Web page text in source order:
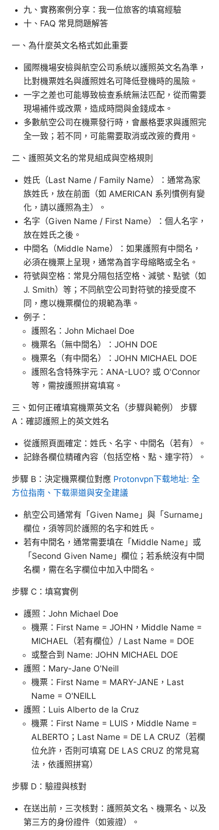
九、實務案例分享：我一位旅客的填寫經驗
十、FAQ 常見問題解答
一、為什麼英文名格式如此重要
國際機場安檢與航空公司系統以護照英文名為準，
比對機票姓名與護照姓名可降低登機時的風險。
一字之差也可能導致檢查系統無法匹配，從而需要
現場補件或改票，造成時間與金錢成本。
多數航空公司在機票發行時，會嚴格要求與護照完
全一致；若不同，可能需要取消或改簽的費用。
二、護照英文名的常見組成與空格規則
姓氏（Last Name / Family Name）：通常為家
族姓氏，放在前面（如 AMERICAN 系列慣例有變
化，請以護照為主）。
名字（Given Name / First Name）：個人名字，
放在姓氏之後。
中間名（Middle Name）：如果護照有中間名，
必須在機票上呈現，通常為首字母縮略或全名。
符號與空格：常見分隔包括空格、減號、點號（如
J. Smith）等；不同航空公司對符號的接受度不
同，應以機票欄位的規範為準。
例子：
護照名：John Michael Doe
機票名（無中間名）：JOHN DOE
機票名（有中間名）：JOHN MICHAEL DOE
護照名含特殊字元：ANA-LUO? 或 O'Connor
等，需按護照拼寫填寫。
三、如何正確填寫機票英文名（步驟與範例） 步驟
A：確認護照上的英文姓名
從護照頁面確定：姓氏、名字、中間名（若有）。
記錄各欄位精確內容（包括空格、點、連字符）。
步驟 B：決定機票欄位對應 Protonvpn下载地址: 全
方位指南、下载渠道與安全建議
航空公司通常有「Given Name」與「Surname」
欄位，須等同於護照的名字和姓氏。
若有中間名，通常需要填在「Middle Name」或
「Second Given Name」欄位；若系統沒有中間
名欄，需在名字欄位中加入中間名。
步驟 C：填寫實例
護照：John Michael Doe
機票：First Name = JOHN，Middle Name =
MICHAEL（若有欄位）/ Last Name = DOE
或整合到 Name: JOHN MICHAEL DOE
護照：Mary-Jane O'Neill
機票：First Name = MARY-JANE，Last
Name = O'NEILL
護照：Luis Alberto de la Cruz
機票：First Name = LUIS，Middle Name =
ALBERTO；Last Name = DE LA CRUZ（若欄
位允許，否則可填寫 DE LAS CRUZ 的常見寫
法，依護照拼寫）
步驟 D：驗證與核對
在送出前，三次核對：護照英文名、機票名、以及
第三方的身份證件（如簽證）。